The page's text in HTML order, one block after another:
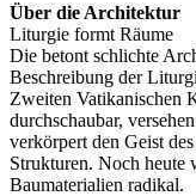
Über die Architektur
Liturgie formt Räume
Die betont schlichte
Beschreibung der
Zweiten Vatikanischen
durchschaubar,
verkörpert den Geist
Strukturen. Noch heute
Baumaterialien radikal.